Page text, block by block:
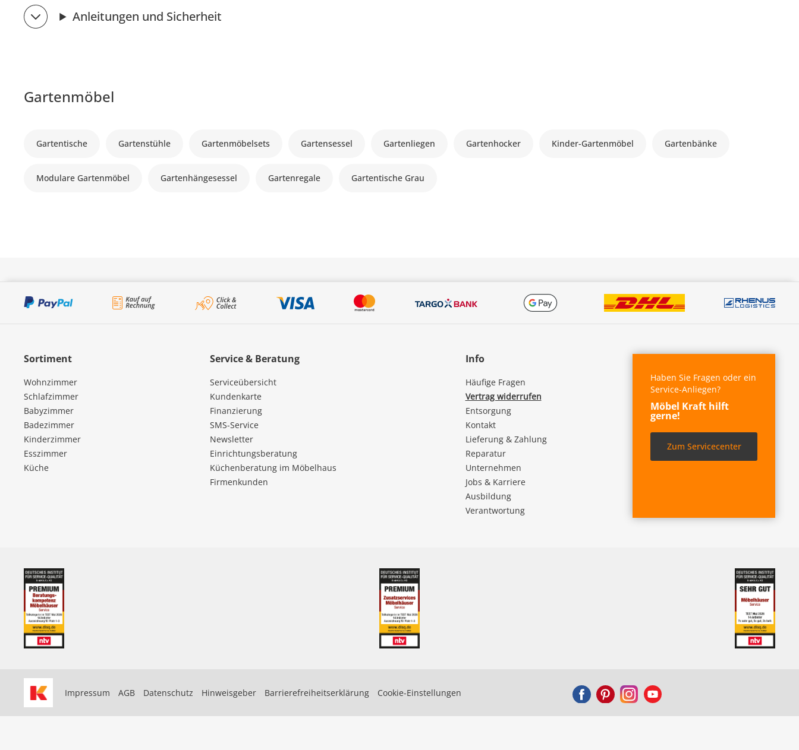
Anleitungen und Sicherheit
Gartenmöbel
Gartentische Gartenstühle Gartenmöbelsets Gartensessel Gartenliegen Gartenhocker Kinder-Gartenmöbel Gartenbänke
Modulare Gartenmöbel Gartenhängesessel Gartenregale Gartentische Grau
Sortiment
Wohnzimmer
Schlafzimmer
Babyzimmer
Badezimmer
Kinderzimmer
Esszimmer
Küche
Service & Beratung
Serviceübersicht
Kundenkarte
Finanzierung
SMS-Service
Newsletter
Einrichtungsberatung
Küchenberatung im Möbelhaus
Firmenkunden
Info
Häufige Fragen
Vertrag widerrufen
Entsorgung
Kontakt
Lieferung & Zahlung
Reparatur
Unternehmen
Jobs & Karriere
Ausbildung
Verantwortung
Haben Sie Fragen oder ein
Service-Anliegen?
Möbel Kraft hilft
gerne!
Zum Servicecenter
Impressum AGB Datenschutz Hinweisgeber Barrierefreiheitserklärung Cookie-Einstellungen